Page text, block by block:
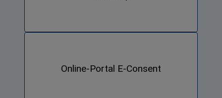
Online-Portal E-Consent